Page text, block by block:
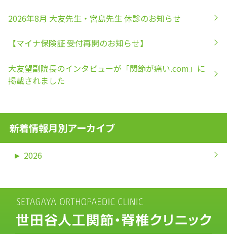
2026年8月 大友先生・宮島先生 休診のお知らせ
【マイナ保険証 受付再開のお知らせ】
大友望副院長のインタビューが「関節が痛い.com」に
掲載されました
新着情報月別アーカイブ
► 2026